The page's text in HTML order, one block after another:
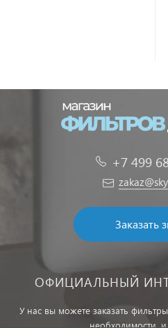
+7 499
Заказать
ОФИЦИАЛЬНЫЙ
У нас вы можете заказать
необходимости,